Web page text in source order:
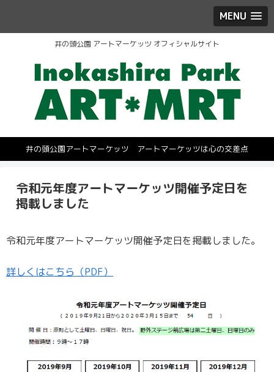
MENU
井の頭公園 アートマーケッツ オフィシャルサイト
井の頭公園アートマーケッツ アートマーケッツは心の交差点
令和元年度アートマーケッツ開催予定日を
掲載しました
令和元年度アートマーケッツ開催予定日を掲載しました。
詳しくはこちら（PDF）